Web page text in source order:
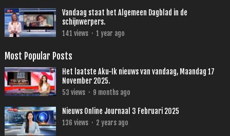
Vandaag staat het Algemeen Dagblad in de
schijnwerpers.
141 views · 1 year ago
Most Popular Posts
Het laatste Aku-Ik nieuws van vandaag, Maandag 17
November 2025.
53 views · 9 months ago
Nieuws Online Journaal 3 Februari 2025
136 views · 2 years ago